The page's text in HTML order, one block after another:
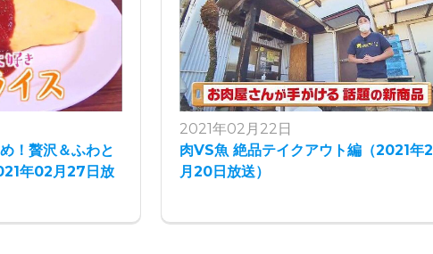
！贅沢＆ふわと
年02月27日放
2021年02月22日
肉VS魚 絶品テイクアウト編（2021年2
月20日放送）